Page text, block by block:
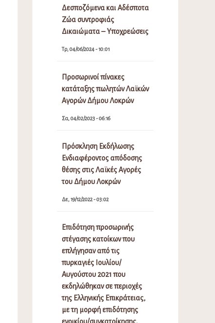
Δεσποζόμενα και Αδέσποτα
Ζώα συντροφιάς
Δικαιώματα – Υποχρεώσεις
Τρ, 04/06/2024 - 10:01
Προσωρινοί πίνακες
κατάταξης πωλητών Λαϊκών
Αγορών Δήμου Λοκρών
Σα, 04/02/2023 - 06:16
Πρόσκληση Εκδήλωσης
Ενδιαφέροντος απόδοσης
θέσης στις Λαϊκές Αγορές
του Δήμου Λοκρών
Δε, 19/12/2022 - 03:02
Επιδότηση προσωρινής
στέγασης κατοίκων που
επλήγησαν από τις
πυρκαγιές Ιουλίου/
Αυγούστου 2021 που
εκδηλώθηκαν σε περιοχές
της Ελληνικής Επικράτειας,
με τη μορφή επιδότησης
ενοικίου/συγκατοίκησης.